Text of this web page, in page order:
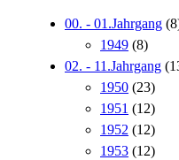
00. - 01.Jahrgang
1949 (8)
02. - 11.Jahrgang
1950 (23)
1951 (12)
1952 (12)
1953 (12)